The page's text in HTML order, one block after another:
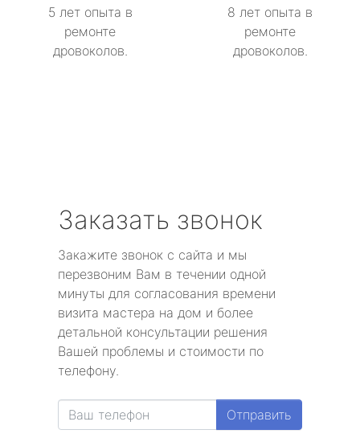
5 лет опыта в
ремонте
дровоколов.
8 лет опыта в
ремонте
дровоколов.
Заказать звонок
Закажите звонок с сайта и мы
перезвоним Вам в течении одной
минуты для согласования времени
визита мастера на дом и более
детальной консультации решения
Вашей проблемы и стоимости по
телефону.
Отправить